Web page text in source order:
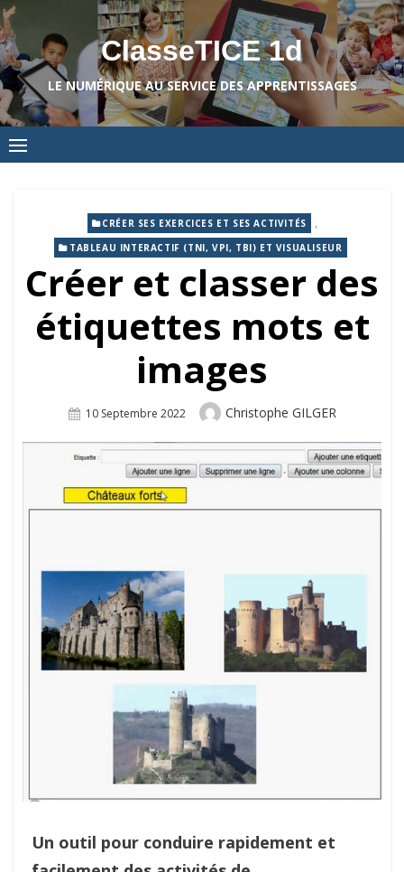
Skip
to
content
ClasseTICE 1d
LE NUMÉRIQUE AU SERVICE DES APPRENTISSAGES
CRÉER SES EXERCICES ET SES ACTIVITÉS ,
TABLEAU INTERACTIF (TNI, VPI, TBI) ET VISUALISEUR
Créer et classer des
étiquettes mots et
images
Posted
10 Septembre 2022 Author
Christophe GILGER
Un outil pour conduire rapidement et